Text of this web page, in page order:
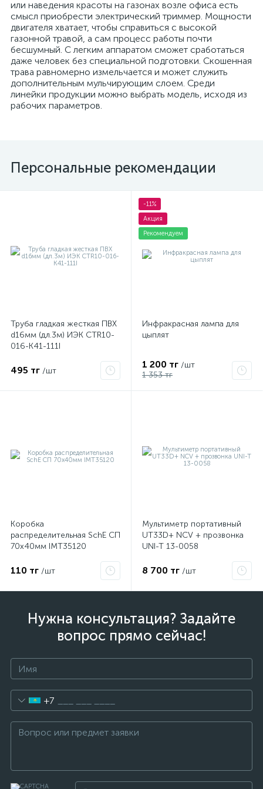
или наведения красоты на газонах возле офиса есть
смысл приобрести электрический триммер. Мощности
двигателя хватает, чтобы справиться с высокой
газонной травой, а сам процесс работы почти
бесшумный. С легким аппаратом сможет сработаться
даже человек без специальной подготовки. Скошенная
трава равномерно измельчается и может служить
дополнительным мульчирующим слоем. Среди
линейки продукции можно выбрать модель, исходя из
рабочих параметров.
Персональные рекомендации
Труба гладкая жесткая ПВХ
d16мм (дл.3м) ИЭК CTR10-
016-K41-111I
495 тг /шт
-11%
Акция
Рекомендуем
Инфракрасная лампа для
цыплят
1 200 тг /шт
1 353 тг
Коробка
распределительная SchE СП
70х40мм IMT35120
110 тг /шт
Мультиметр портативный
UT33D+ NCV + прозвонка
UNI-T 13-0058
8 700 тг /шт
Нужна консультация? Задайте
вопрос прямо сейчас!
+7